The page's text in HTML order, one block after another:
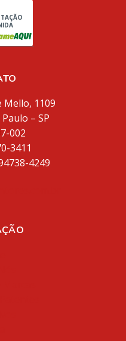
Mello, 1109
– SP
002
3411
4249